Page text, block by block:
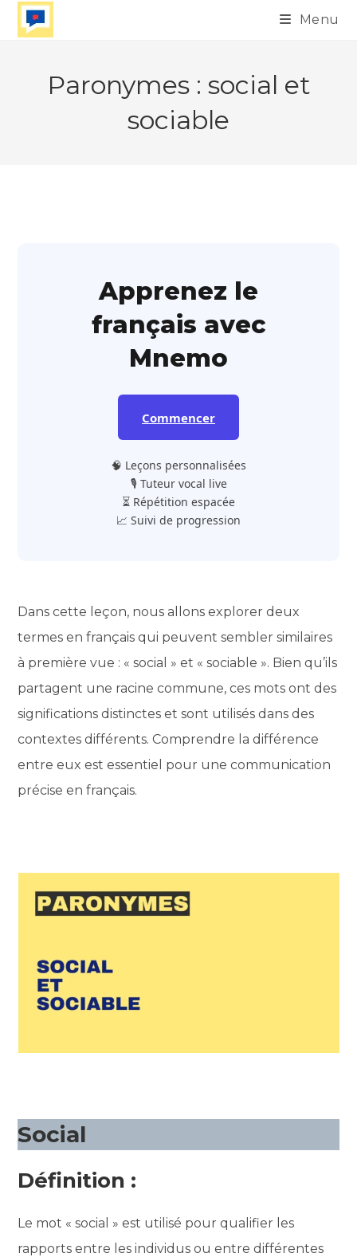
Skip
Menu
Paronymes : social et
sociable
Apprenez le
français avec
Mnemo
Commencer
🧠 Leçons personnalisées
🎙️ Tuteur vocal live
⏳ Répétition espacée
📈 Suivi de progression
Dans cette leçon, nous allons explorer deux
termes en français qui peuvent sembler similaires
à première vue : « social » et « sociable ». Bien qu’ils
partagent une racine commune, ces mots ont des
significations distinctes et sont utilisés dans des
contextes différents. Comprendre la différence
entre eux est essentiel pour une communication
précise en français.
Social
Définition :
Le mot « social » est utilisé pour qualifier les
rapports entre les individus ou entre différentes